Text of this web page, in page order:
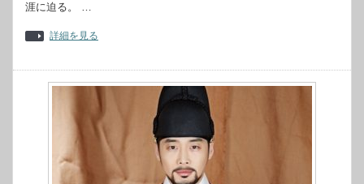
涯に迫る。 …
詳細を見る